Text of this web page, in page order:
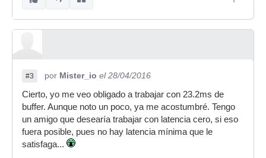
#3 por Mister_io el 28/04/2016
Cierto, yo me veo obligado a trabajar con 23.2ms de
buffer. Aunque noto un poco, ya me acostumbré. Tengo
un amigo que desearía trabajar con latencia cero, si eso
fuera posible, pues no hay latencia mínima que le
satisfaga...